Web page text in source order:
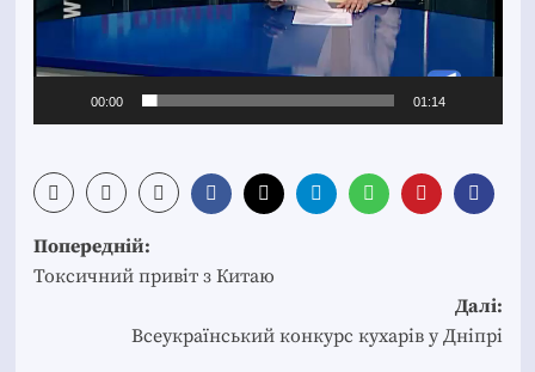
00:00 01:14
Post
navigation
Попередній:
Токсичний привіт з Китаю
Далі:
Всеукраїнський конкурс кухарів у Дніпрі